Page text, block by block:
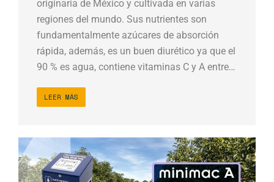
originaria de México y cultivada en varias
regiones del mundo. Sus nutrientes son
fundamentalmente azúcares de absorción
rápida, además, es un buen diurético ya que el
90 % es agua, contiene vitaminas C y A entre…
LEER MÁS